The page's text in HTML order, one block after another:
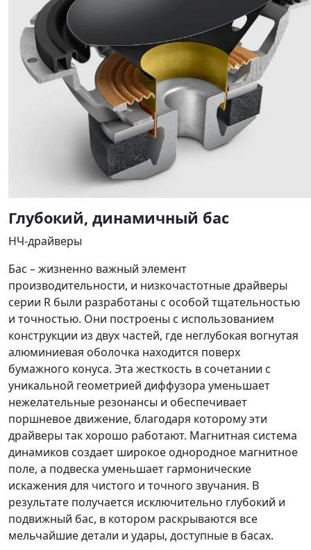
Глубокий, динамичный бас
НЧ-драйверы
Бас – жизненно важный элемент
производительности, и низкочастотные драйверы
серии R были разработаны с особой тщательностью
и точностью. Они построены с использованием
конструкции из двух частей, где неглубокая вогнутая
алюминиевая оболочка находится поверх
бумажного конуса. Эта жесткость в сочетании с
уникальной геометрией диффузора уменьшает
нежелательные резонансы и обеспечивает
поршневое движение, благодаря которому эти
драйверы так хорошо работают. Магнитная система
динамиков создает широкое однородное магнитное
поле, а подвеска уменьшает гармонические
искажения для чистого и точного звучания. В
результате получается исключительно глубокий и
подвижный бас, в котором раскрываются все
мельчайшие детали и удары, доступные в басах.